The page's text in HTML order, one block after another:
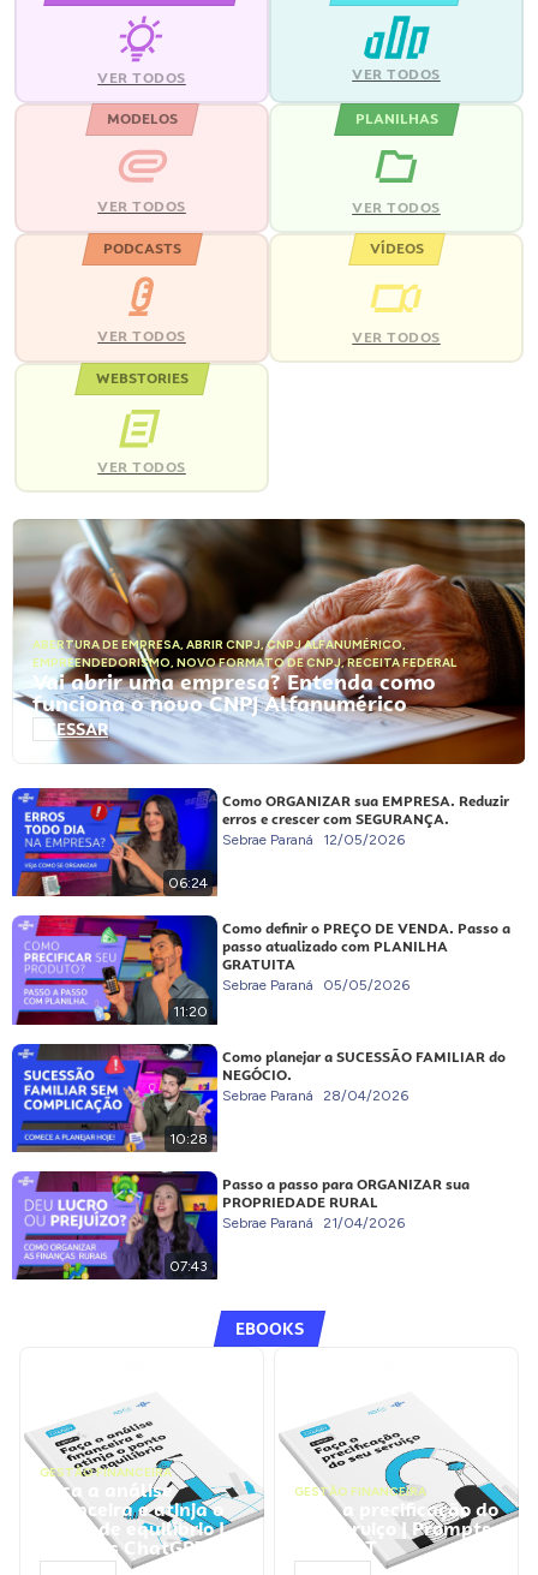
VER TODOS VER TODOS
MODELOS
VER TODOS
PLANILHAS
VER TODOS
PODCASTS
VER TODOS
VÍDEOS
VER TODOS
WEBSTORIES
VER TODOS
ABERTURA DE EMPRESA, ABRIR CNPJ,CNPJ ALFANUMÉRICO,
EMPREENDEDORISMO, NOVO FORMATO DE CNPJ,RECEITA FEDERAL
Vai abrir uma empresa? Entenda como
funciona o novo CNPJ Alfanumérico
ACESSAR
06:24
Como ORGANIZAR sua EMPRESA. Reduzir
erros e crescer com SEGURANÇA.
Sebrae Paraná 12/05/2026
11:20
Como definir o PREÇO DE VENDA. Passo a
passo atualizado com PLANILHA
GRATUITA
Sebrae Paraná 05/05/2026
10:28
Como planejar a SUCESSÃO FAMILIAR do
NEGÓCIO.
Sebrae Paraná 28/04/2026
07:43
Passo a passo para ORGANIZAR sua
PROPRIEDADE RURAL
Sebrae Paraná 21/04/2026
EBOOKS
GESTÃO FINANCEIRA
Faça a análise
financeira e atinja o
ponto de equilíbrio |
Prompts ChatGPT
GESTÃO FINANCEIRA
Faça a precificação do
seu serviço | Prompts
ChatGPT